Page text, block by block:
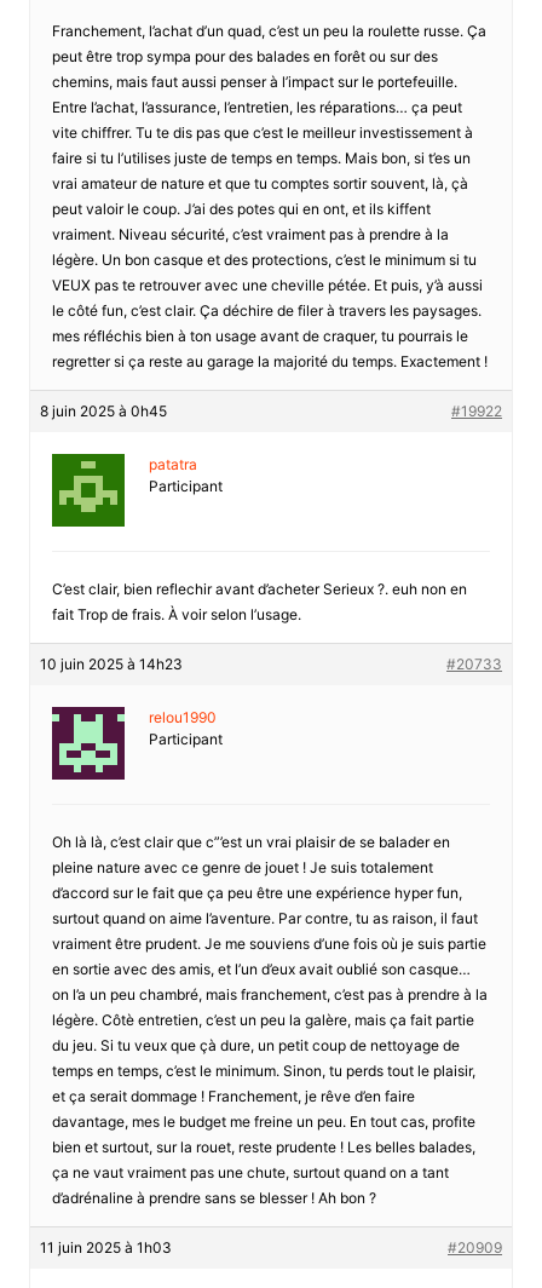
Franchement, l’achat d’un quad, c’est un peu la roulette russe. Ça
peut être trop sympa pour des balades en forêt ou sur des
chemins, mais faut aussi penser à l’impact sur le portefeuille.
Entre l’achat, l’assurance, l’entretien, les réparations… ça peut
vite chiffrer. Tu te dis pas que c’est le meilleur investissement à
faire si tu l’utilises juste de temps en temps. Mais bon, si t’es un
vrai amateur de nature et que tu comptes sortir souvent, là, çà
peut valoir le coup. J’ai des potes qui en ont, et ils kiffent
vraiment. Niveau sécurité, c’est vraiment pas à prendre à la
légère. Un bon casque et des protections, c’est le minimum si tu
VEUX pas te retrouver avec une cheville pétée. Et puis, y’à aussi
le côté fun, c’est clair. Ça déchire de filer à travers les paysages.
mes réfléchis bien à ton usage avant de craquer, tu pourrais le
regretter si ça reste au garage la majorité du temps. Exactement !
8 juin 2025 à 0h45 #19922
patatra
Participant
C’est clair, bien reflechir avant d’acheter Serieux ?. euh non en
fait Trop de frais. À voir selon l’usage.
10 juin 2025 à 14h23 #20733
relou1990
Participant
Oh là là, c’est clair que c”’est un vrai plaisir de se balader en
pleine nature avec ce genre de jouet ! Je suis totalement
d’accord sur le fait que ça peu être une expérience hyper fun,
surtout quand on aime l’aventure. Par contre, tu as raison, il faut
vraiment être prudent. Je me souviens d’une fois où je suis partie
en sortie avec des amis, et l’un d’eux avait oublié son casque…
on l’a un peu chambré, mais franchement, c’est pas à prendre à la
légère. Côtè entretien, c’est un peu la galère, mais ça fait partie
du jeu. Si tu veux que çà dure, un petit coup de nettoyage de
temps en temps, c’est le minimum. Sinon, tu perds tout le plaisir,
et ça serait dommage ! Franchement, je rêve d’en faire
davantage, mes le budget me freine un peu. En tout cas, profite
bien et surtout, sur la rouet, reste prudente ! Les belles balades,
ça ne vaut vraiment pas une chute, surtout quand on a tant
d’adrénaline à prendre sans se blesser ! Ah bon ?
11 juin 2025 à 1h03 #20909